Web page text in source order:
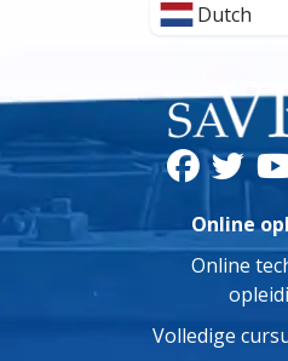
Dutch
Online
Online
Volledige